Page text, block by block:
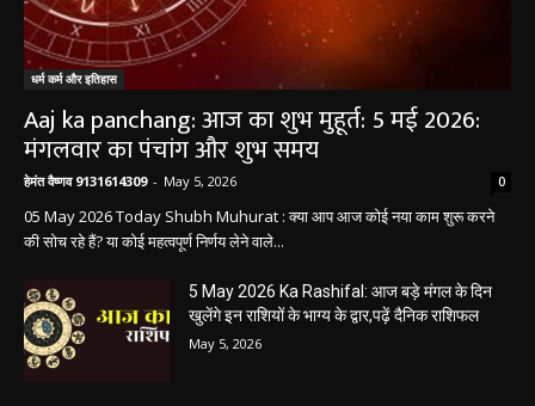
धर्म कर्म और इतिहास
Aaj ka panchang: आज का शुभ मुहूर्त: 5 मई 2026:
मंगलवार का पंचांग और शुभ समय
हेमंत वैष्णव 9131614309 May 5, 2026 0
05 May 2026 Today Shubh Muhurat : क्या आप आज कोई नया काम शुरू करने
की सोच रहे हैं? या कोई महत्वपूर्ण निर्णय लेने वाले...
5 May 2026 Ka Rashifal: आज बड़े मंगल के दिन
खुलेंगे इन राशियों के भाग्य के द्वार,पढ़ें दैनिक राशिफल
May 5, 2026